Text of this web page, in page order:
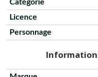
Catégorie
Licence
Personnage